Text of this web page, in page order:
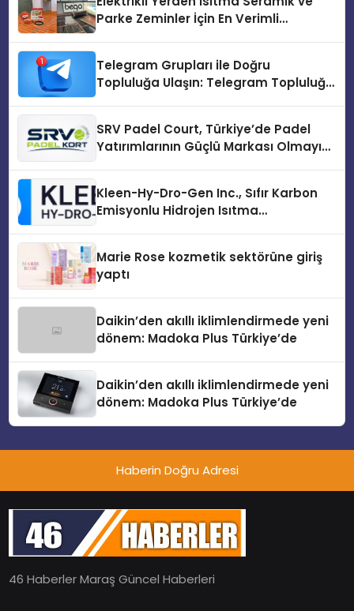
Parke Zeminler İçin En Verimli
Telegram Grupları ile Doğru
Topluluğa Ulaşın: Telegram Topluluğu
SRV Padel Court, Türkiye’de Padel
Yatırımlarının Güçlü Markası Olmayı
Kleen-Hy-Dro-Gen Inc., Sıfır Karbon
Emisyonlu Hidrojen Isıtma
Marie Rose kozmetik sektörüne giriş
yaptı
Daikin’den akıllı iklimlendirmede yeni
dönem: Madoka Plus Türkiye’de
Daikin’den akıllı iklimlendirmede yeni
dönem: Madoka Plus Türkiye’de
Haberin Doğru Adresi
46 Haberler Maraş Güncel Haberleri